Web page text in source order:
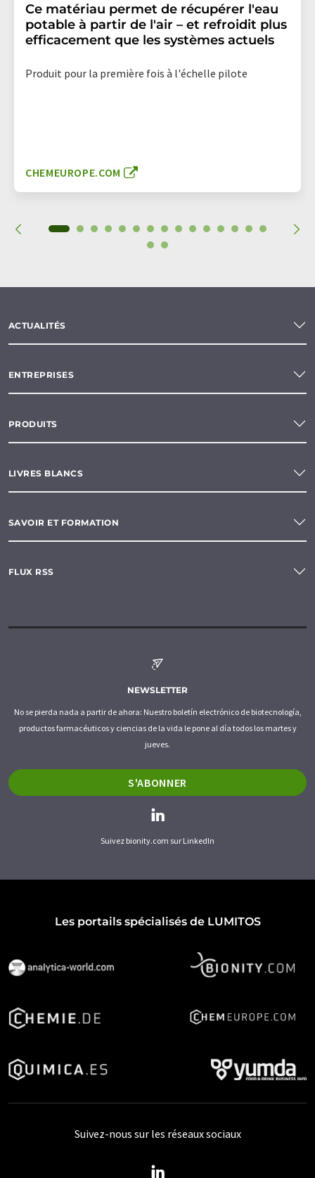
Ce matériau permet de récupérer l'eau
potable à partir de l'air – et refroidit plus
efficacement que les systèmes actuels
Produit pour la première fois à l'échelle pilote
CHEMEUROPE.COM
ACTUALITÉS
ENTREPRISES
PRODUITS
LIVRES BLANCS
SAVOIR ET FORMATION
FLUX RSS
NEWSLETTER
No se pierda nada a partir de ahora: Nuestro boletín electrónico de biotecnología,
productos farmacéuticos y ciencias de la vida le pone al día todos los martes y
jueves.
S'ABONNER
Suivez bionity.com sur LinkedIn
Les portails spécialisés de LUMITOS
Suivez-nous sur les réseaux sociaux